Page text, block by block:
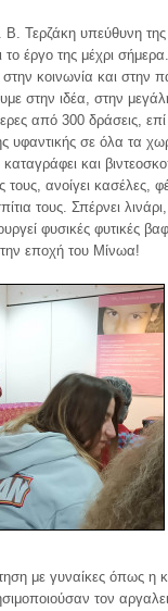
Β. Τερζάκη υπεύθυνη
το έργο της μέχρι
κοινωνία και στην
στην ιδέα, στην
από 300 δράσεις,
υφαντικής σε όλα τα
και
τους, ανοίγει
τους. Σπέρνει
φυσικές φυτικές
εποχή του Μίνωα!
με γυναίκες όπως η
τον